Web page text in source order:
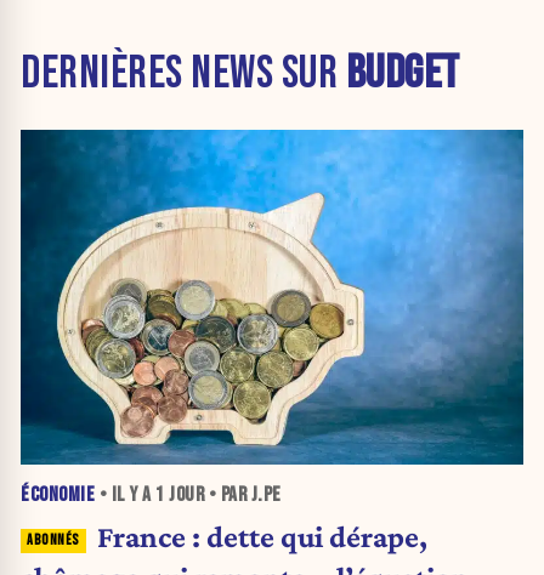
DERNIÈRES NEWS SUR BUDGET
ÉCONOMIE • IL Y A 1 JOUR• PAR J.PE
France : dette qui dérape,